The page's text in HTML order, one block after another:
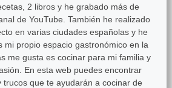
2 libros y he grabado más de
de YouTube. También he realizado
en varias ciudades españolas y he
mi propio espacio gastronómico en la
me gusta es cocinar para mi familia y
En esta web puedes encontrar
trucos que te ayudarán a cocinar de